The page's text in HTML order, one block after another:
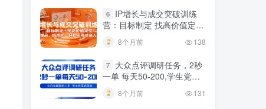
6
IP增长与成交突破训练
营：目标制定 找高价值定
引高价值人脉
8个月前 138
7
大众点评调研任务，2秒
一单 每天50-200,学生党宝
8个月前 131